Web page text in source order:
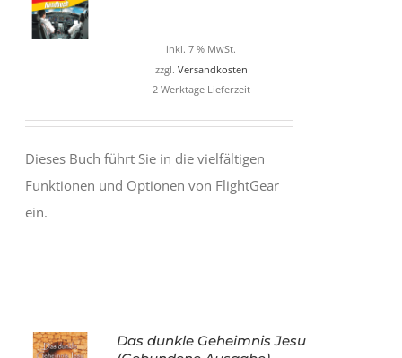
inkl. 7 % MwSt.
zzgl. Versandkosten
2 Werktage Lieferzeit
Dieses Buch führt Sie in die vielfältigen
Funktionen und Optionen von FlightGear
ein.
IN DEN
Das dunkle Geheimnis Jesu